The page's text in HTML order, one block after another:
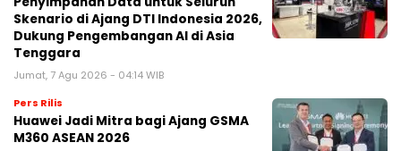
Skenario di Ajang DTI Indonesia 2026,
Dukung Pengembangan AI di Asia
Tenggara
Jumat, 7 Agu 2026 - 04:14 WIB
Pers Rilis
Huawei Jadi Mitra bagi Ajang GSMA
M360 ASEAN 2026